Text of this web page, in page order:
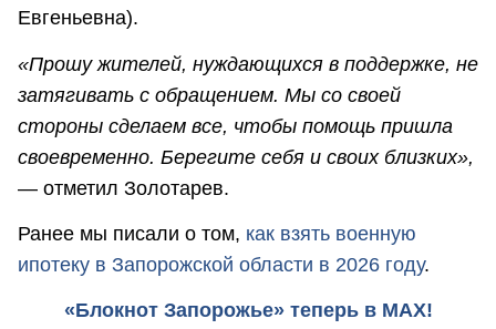
Евгеньевна).
«Прошу жителей, нуждающихся в поддержке, не
затягивать с обращением. Мы со своей
стороны сделаем все, чтобы помощь пришла
своевременно. Берегите себя и своих близких»,
— отметил Золотарев.
Ранее мы писали о том, как взять военную
ипотеку в Запорожской области в 2026 году.
«Блокнот Запорожье» теперь в MAX!